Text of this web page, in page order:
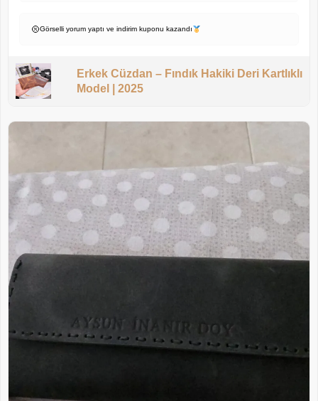
Görselli yorum yaptı ve indirim kuponu kazandı
Erkek Cüzdan – Fındık Hakiki Deri Kartlıklı
Model | 2025